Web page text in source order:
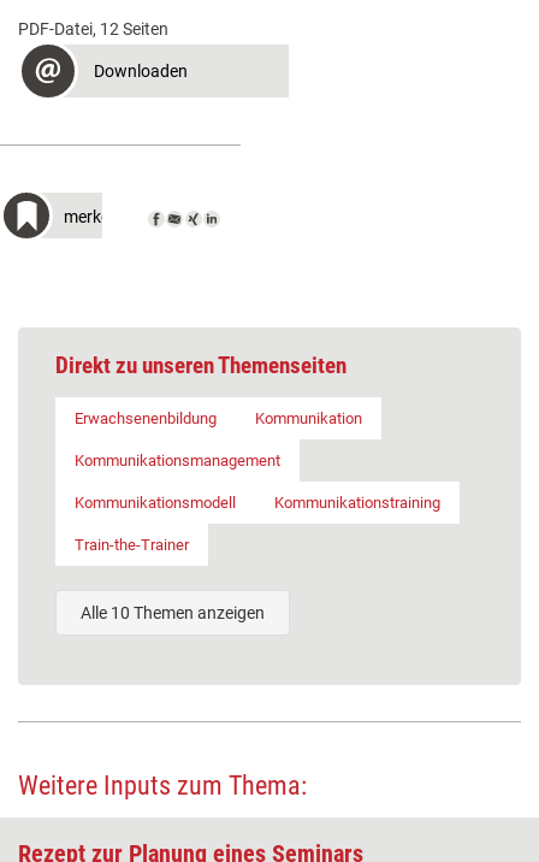
PDF-Datei, 12 Seiten
Downloaden
merken
Direkt zu unseren Themenseiten
Erwachsenenbildung Kommunikation
Kommunikationsmanagement
Kommunikationsmodell Kommunikationstraining
Train-the-Trainer
Alle 10 Themen anzeigen
Weitere Inputs zum Thema:
Rezept zur Planung eines Seminars